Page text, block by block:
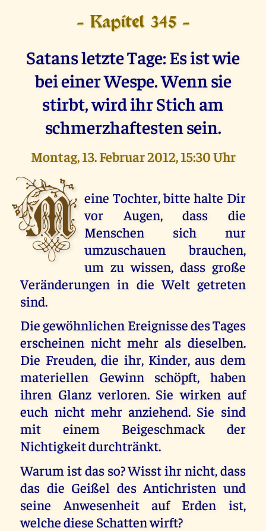
- Kapitel 345 -
Satans letzte Tage: Es ist wie
bei einer Wespe. Wenn sie
stirbt, wird ihr Stich am
schmerzhaftesten sein.
Montag, 13. Februar 2012, 15:30 Uhr
M eine Tochter, bitte halte Dir
vor Augen, dass die
Menschen sich nur
umzuschauen brauchen,
um zu wissen, dass große
Veränderungen in die Welt getreten
sind.
Die gewöhnlichen Ereignisse des Tages
erscheinen nicht mehr als dieselben.
Die Freuden, die ihr, Kinder, aus dem
materiellen Gewinn schöpft, haben
ihren Glanz verloren. Sie wirken auf
euch nicht mehr anziehend. Sie sind
mit einem Beigeschmack der
Nichtigkeit durchtränkt.
Warum ist das so? Wisst ihr nicht, dass
das die Geißel des Antichristen und
seine Anwesenheit auf Erden ist,
welche diese Schatten wirft?